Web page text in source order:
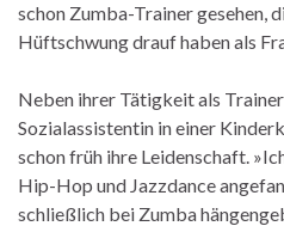
schon Zumba-Trainer gesehen,
Hüftschwung drauf haben als
Neben ihrer Tätigkeit als
Sozialassistentin in einer
schon früh ihre Leidenschaft.
Hip-Hop und Jazzdance
schließlich bei Zumba